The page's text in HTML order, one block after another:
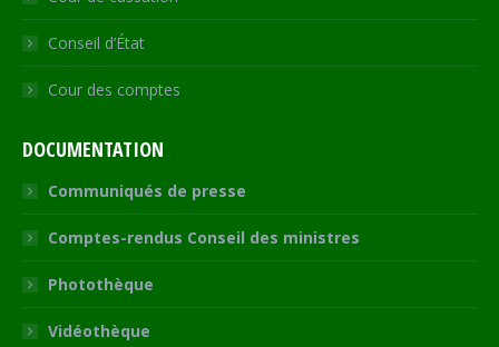
Conseil d’État
Cour des comptes
DOCUMENTATION
Communiqués de presse
Comptes-rendus Conseil des ministres
Photothèque
Vidéothèque